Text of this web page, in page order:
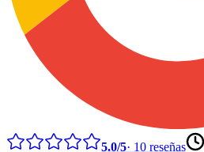
5.0/5· 10 reseñas